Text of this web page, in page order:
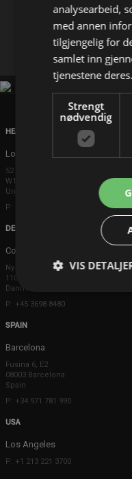
HEAD OFFICE
London
52 Brook Street
W1K 5DS London
United Kingdom
P: +44 203 608 8181
DENMARK
Copenhagen
Ny Østergade 20
1101 København K
Danmark
P: +45 3698 8480
SPAIN
Barcelona
Fusina 6, E2
08003 Barcelona
Spain
P: +34 971 781 990
USA
Los Angeles
P: +1 213 221 3700
analysearbeid,
med annen
tilgjengelig for
samlet inn
tjenestene deres.
Strengt
nødvendig
VIS